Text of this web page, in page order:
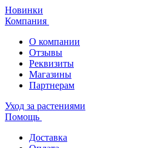
Новинки
Компания
О компании
Отзывы
Реквизиты
Магазины
Партнерам
Уход за растениями
Помощь
Доставка